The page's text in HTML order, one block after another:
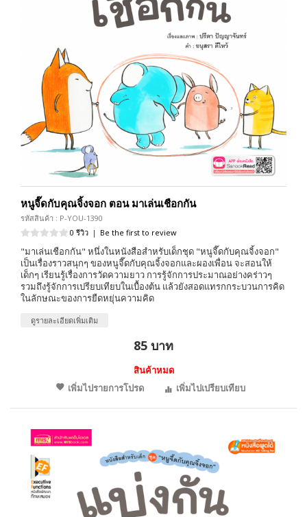
หนูจี๊ดกับคุณจิ้งจอก ตอน มาเล่นเชือกกัน
รหัสสินค้า : P-YOU-1390
0 รีวิว | Be the first to review
"มาเล่นเชือกกัน" หนึ่งในหนังสือสำหรับเด็กชุด "หนูจี๊ดกับคุณจิ้งจอก"
เป็นเรื่องราวสนุกๆ ของหนูจี๊ดกับคุณจิ้งจอกและผองเพื่อน จะสอนให้
เด็กๆ เรียนรู้เรื่องการวัดความยาว การรู้จักการประมาณอย่างคร่าวๆ
รวมถึงรู้จักการเปรียบเทียบในเบื้องต้น แล้วยังสอดแทรกกระบวนการคิด
ในลักษณะของการยืดหยุ่นความคิด
ดูรายละเอียดเพิ่มเติม
85 บาท
สินค้าหมด
เพิ่มไปรายการโปรด
เพิ่มไปเปรียบเทียบ